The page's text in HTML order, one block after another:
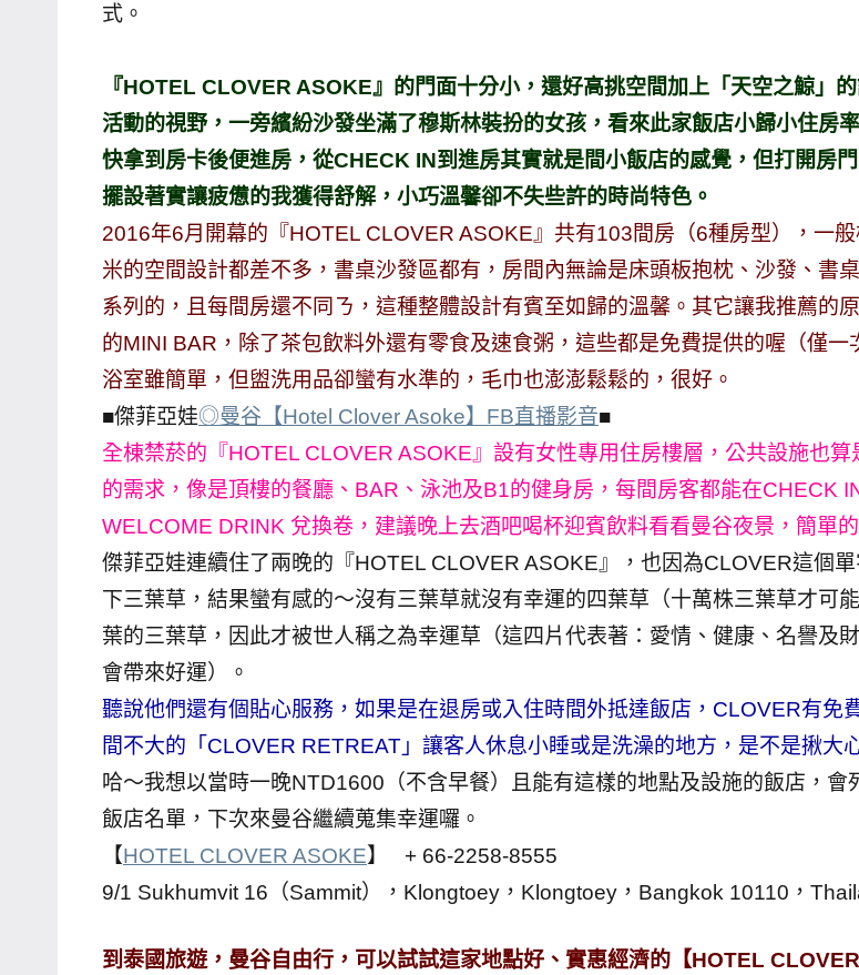
及
動
主
持、
學
校
企
業
講
部
落
客
及
旅
誌
專
欄、
觀
光
合
作
達
人
對
★
式。
『HOTEL CLOVER ASOKE』的門面十分小，還好高挑空間加上「天空之鯨」
活動的視野，一旁繽紛沙發坐滿了穆斯林裝扮的女孩，看來此家飯店小歸小住房
快拿到房卡後便進房，從CHECK IN到進房其實就是間小飯店的感覺，但打開房
擺設著實讓疲憊的我獲得舒解，小巧溫馨卻不失些許的時尚特色。
2016年6月開幕的『HOTEL CLOVER ASOKE』共有103間房（6種房型），一
米的空間設計都差不多，書桌沙發區都有，房間內無論是床頭板抱枕、沙發、書
系列的，且每間房還不同ㄋ，這種整體設計有賓至如歸的溫馨。其它讓我推薦的
的MINI BAR，除了茶包飲料外還有零食及速食粥，這些都是免費提供的喔（僅一
浴室雖簡單，但盥洗用品卻蠻有水準的，毛巾也澎澎鬆鬆的，很好。
■傑菲亞娃◎曼谷【Hotel Clover Asoke】FB直播影音■
全棟禁菸的『HOTEL CLOVER ASOKE』設有女性專用住房樓層，公共設施也算
的需求，像是頂樓的餐廳、BAR、泳池及B1的健身房，每間房客都能在CHECK
WELCOME DRINK 兌換卷，建議晚上去酒吧喝杯迎賓飲料看看曼谷夜景，簡單的
傑菲亞娃連續住了兩晚的『HOTEL CLOVER ASOKE』，也因為CLOVER這個
下三葉草，結果蠻有感的～沒有三葉草就沒有幸運的四葉草（十萬株三葉草才可
葉的三葉草，因此才被世人稱之為幸運草（這四片代表著：愛情、健康、名譽及
會帶來好運）。
聽說他們還有個貼心服務，如果是在退房或入住時間外抵達飯店，CLOVER有免
間不大的「CLOVER RETREAT」讓客人休息小睡或是洗澡的地方，是不是揪大
哈～我想以當時一晚NTD1600（不含早餐）且能有這樣的地點及設施的飯店，會
飯店名單，下次來曼谷繼續蒐集幸運囉。
【HOTEL CLOVER ASOKE】 + 66-2258-8555
9/1 Sukhumvit 16（Sammit），Klongtoey，Klongtoey，Bangkok 10110，
到泰國旅遊，曼谷自由行，可以試試這家地點好、實惠經濟的【HOTEL